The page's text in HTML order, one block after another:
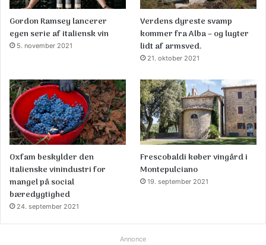
Gordon Ramsey lancerer
egen serie af italiensk vin
5. november 2021
Verdens dyreste svamp
kommer fra Alba – og lugter
lidt af armsved.
21. oktober 2021
Oxfam beskylder den
italienske vinindustri for
mangel på social
bæredygtighed
24. september 2021
Frescobaldi køber vingård i
Montepulciano
19. september 2021
Annonce